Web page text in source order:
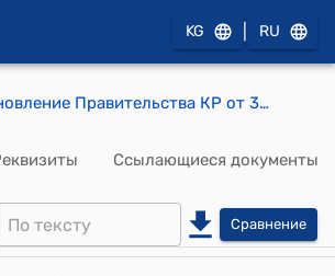
KG RU
Постановление Правительства КР от 30 мая 2008 года № 250 "О внесении изменений и дополнения в Инструкцию по таможенному оформлению и таможенному контролю товаров и транспортных средств, перемещаемых через таможенную границу Кыргызской Республики, утвержденную постановлением Правительства Кыргызской Республики от 28 декабря 2004 года N 961 "О мерах по реализации требований Таможенного кодекса Кыргызской Республики"
Ссылающиеся документы
Сравнение